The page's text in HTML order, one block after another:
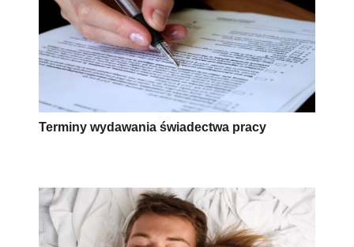
Terminy wydawania świadectwa pracy